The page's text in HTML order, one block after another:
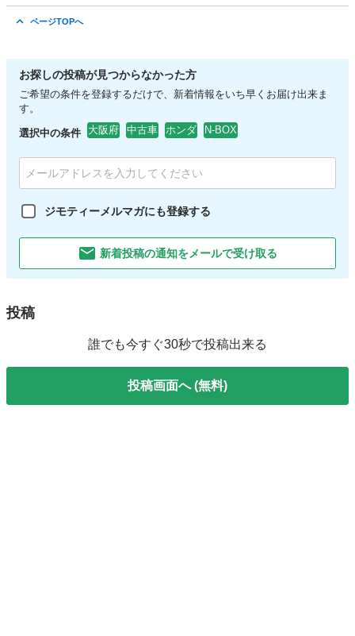
ページTOPへ
お探しの投稿が見つからなかった方
ご希望の条件を登録するだけで、新着情報をいち早くお届け出来ま
す。
選択中の条件 大阪府 中古車 ホンダ N-BOX
ジモティーメルマガにも登録する
新着投稿の通知をメールで受け取る
投稿
誰でも今すぐ30秒で投稿出来る
投稿画面へ (無料)